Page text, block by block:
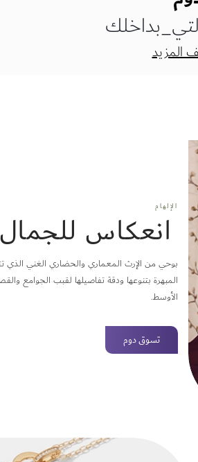
المزيد
الإلهام
انعكاس للجمال
بوحي من الإرث المعماري والحضاري الغني الذي
المبهرة بتنوعها ودقة تفاصيلها لقبب الجوامع
الأوسط.
تسوق دوم